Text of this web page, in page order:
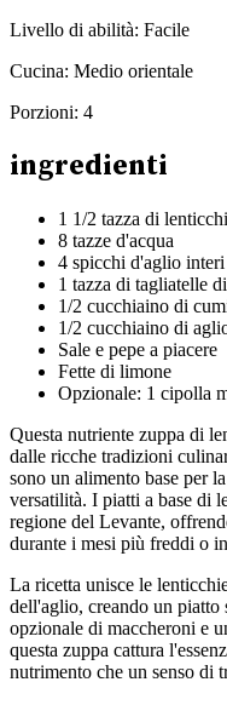
Livello di abilità: Facile
Cucina: Medio orientale
Porzioni: 4
ingredienti
1 1/2 tazza di
8 tazze d'acqua
4 spicchi d'aglio interi
1 tazza di tagliatelle
1/2 cucchiaino di
1/2 cucchiaino di
Sale e pepe a piacere
Fette di limone
Opzionale: 1 cipolla
Questa nutriente zuppa di
dalle ricche tradizioni
sono un alimento base per
versatilità. I piatti a base di
regione del Levante,
durante i mesi più freddi o
La ricetta unisce le
dell'aglio, creando un piatto
opzionale di maccheroni e
questa zuppa cattura
nutrimento che un senso di